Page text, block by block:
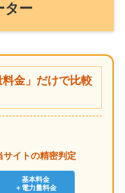
ター
金」だけで比較
サイトの精密判定
基本料金
＋電力量料金